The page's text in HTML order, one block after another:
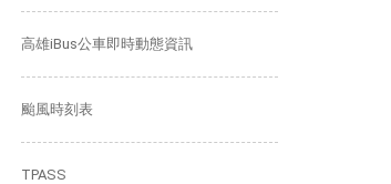
高雄iBus公車即時動態資訊
颱風時刻表
TPASS